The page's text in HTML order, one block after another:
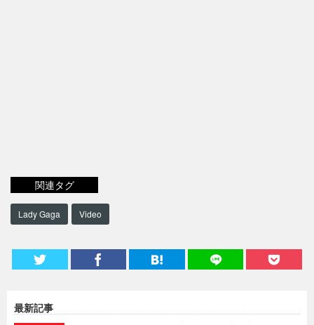
関連タグ
Lady Gaga Video
最新記事